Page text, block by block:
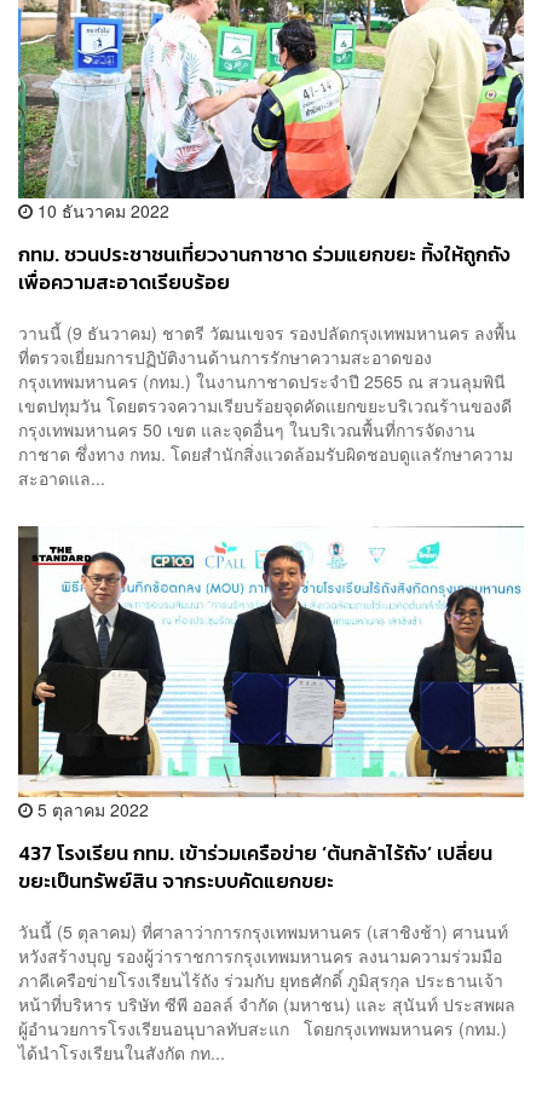
10 ธันวาคม 2022
กทม. ชวนประชาชนเที่ยวงานกาชาด ร่วมแยกขยะ ทิ้งให้ถูกถัง
เพื่อความสะอาดเรียบร้อย
วานนี้ (9 ธันวาคม) ชาตรี วัฒนเขจร รองปลัดกรุงเทพมหานคร ลงพื้น
ที่ตรวจเยี่ยมการปฏิบัติงานด้านการรักษาความสะอาดของ
กรุงเทพมหานคร (กทม.) ในงานกาชาดประจำปี 2565 ณ สวนลุมพินี
เขตปทุมวัน โดยตรวจความเรียบร้อยจุดคัดแยกขยะบริเวณร้านของดี
กรุงเทพมหานคร 50 เขต และจุดอื่นๆ ในบริเวณพื้นที่การจัดงาน
กาชาด ซึ่งทาง กทม. โดยสำนักสิ่งแวดล้อมรับผิดชอบดูแลรักษาความ
สะอาดแล...
5 ตุลาคม 2022
437 โรงเรียน กทม. เข้าร่วมเครือข่าย ‘ต้นกล้าไร้ถัง’ เปลี่ยน
ขยะเป็นทรัพย์สิน จากระบบคัดแยกขยะ
วันนี้ (5 ตุลาคม) ที่ศาลาว่าการกรุงเทพมหานคร (เสาชิงช้า) ศานนท์
หวังสร้างบุญ รองผู้ว่าราชการกรุงเทพมหานคร ลงนามความร่วมมือ
ภาคีเครือข่ายโรงเรียนไร้ถัง ร่วมกับ ยุทธศักดิ์ ภูมิสุรกุล ประธานเจ้า
หน้าที่บริหาร บริษัท ซีพี ออลล์ จำกัด (มหาชน) และ สุนันท์ ประสพผล
ผู้อำนวยการโรงเรียนอนุบาลทับสะแก โดยกรุงเทพมหานคร (กทม.)
ได้นำโรงเรียนในสังกัด กท...